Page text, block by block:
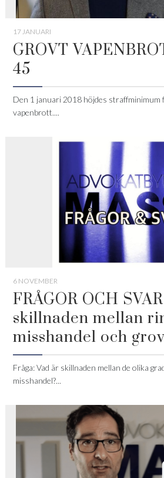
17 JANUARI
GROVT
45
Den 1 januari 2018 höjdes
vapenbrott....
6 NOVEMBER
FRÅGOR OCH
skillnaden mellan
misshandel och
Fråga: Vad är skillnaden mellan de olika
misshandel?...